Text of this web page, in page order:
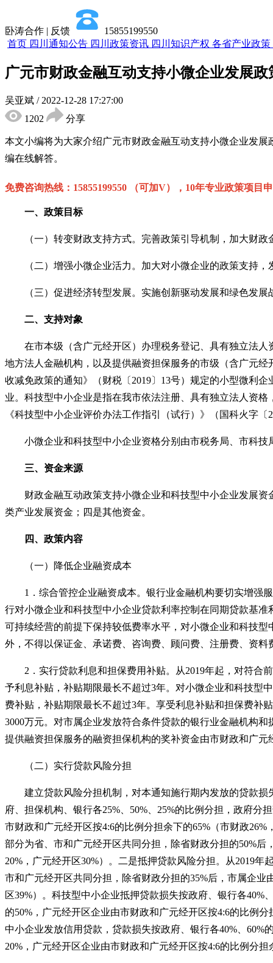
卧涛合作 | 反馈
15855199550
首页 四川通知公告 四川政策资讯 四川知识产权 各省产业政策
广元市财政金融互动支持小微企业发展
吴亚斌 / 2022-12-28 17:27:00
1202
分享
本文小编将为大家介绍广元市财政金融互动支持小微企业发展
编在线解答。
免费咨询热线： 15855199550 （可加V），10年专业政策项目
一、政策目标
（一）转变财政支持方式。完善政策引导机制，加大财政
（二）增强小微企业活力。加大对小微企业的政策支持，
（三）促进经济转型发展。实施创新驱动发展和绿色发展
二、支持对象
在市本级（含广元经开区）办理税务登记、具有独立法人
地方法人金融机构，以及提供融资担保服务的市级（含广元
收减免政策的通知》（财税〔 2019〕13号）规定的小型微利
业。科技型中小企业是指在我市依法注册、具有独立法人资
《科技型中小企业评价办法工作指引（试行）》（国科火字
小微企业和科技型中小企业资格分别由市税务局、市科技
三、资金来源
财政金融互动政策支持小微企业和科技型中小企业发展资
类产业发展资金；四是其他资金。
四、政策内容
（一）降低企业融资成本
1 ．综合管控企业融资成本。银行业金融机构要切实增
行对小微企业和科技型中小企业贷款利率控制在同期贷款基
可持续经营的前提下保持较低费率水平，对小微企业和科技
外，不得以保证金、承诺费、咨询费、顾问费、注册费、资
2 ．实行贷款利息和担保费用补贴。从2019年起，对符合
予利息补贴，补贴期限最长不超过3年。对小微企业和科技型
费补贴，补贴期限最长不超过3年。享受利息补贴和担保费补
3000万元。对市属企业发放符合条件贷款的银行业金融机构
提供融资担保服务的融资担保机构的奖补资金由市财政和广元
（二）实行贷款风险分担
建立贷款风险分担机制，对本通知施行期内发放的贷款损
府、担保机构、银行各25%、50%、25%的比例分担，政府
市财政和广元经开区按4:6的比例分担余下的65%（市财政
部分为省、市和广元经开区共同分担，除省财政分担的50%
20%，广元经开区30%）。二是抵押贷款风险分担。从2019
市和广元经开区共同分担，除省财政分担的35%后，市属企
区39%）。科技型中小企业抵押贷款损失按政府、银行各
的50%，广元经开区企业由市财政和广元经开区按4:6的比例
中小企业发放信用贷款，贷款损失按政府、银行各40%、
20%，广元经开区企业由市财政和广元经开区按4:6的比例分